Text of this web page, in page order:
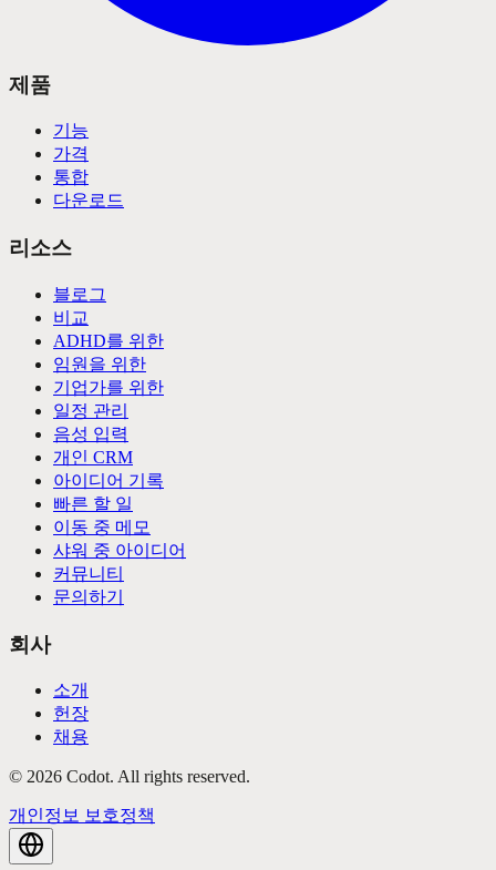
제품
기능
가격
통합
다운로드
리소스
블로그
비교
ADHD를 위한
임원을 위한
기업가를 위한
일정 관리
음성 입력
개인 CRM
아이디어 기록
빠른 할 일
이동 중 메모
샤워 중 아이디어
커뮤니티
문의하기
회사
소개
헌장
채용
© 2026 Codot. All rights reserved.
개인정보 보호정책